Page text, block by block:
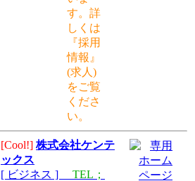
す。詳
しくは
『採用
情報』
(求人)
をご覧
くださ
い。
[Cool!] 株式会社ケンテ
ックス
[ ビジネス ] TEL；